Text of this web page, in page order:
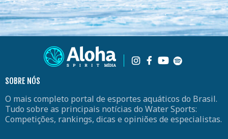
SOBRE NÓS
O mais completo portal de esportes aquáticos do Brasil.
Tudo sobre as principais notícias do Water Sports:
Competições, rankings, dicas e opiniões de especialistas.